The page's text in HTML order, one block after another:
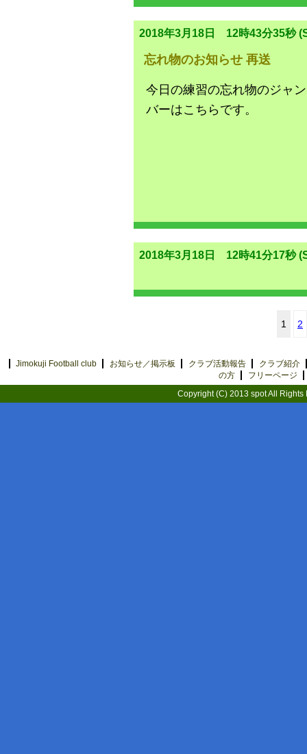
2018年3月18日 12時43分35秒
忘れ物のお知らせ 再送
今日の練習の忘れ物のジャン
バーはこちらです。
2018年3月18日 12時41分17秒
1 2
Jimokuji Football club お知らせ／掲示板 クラブ活動報告
クラブ紹介
の方
フリーページ
Copyright (C) 2013 spot All Rights